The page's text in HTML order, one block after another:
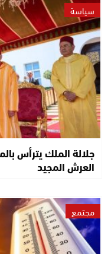
سياسة
جلالة الملك يترأس
العرش المجيد
مجتمع